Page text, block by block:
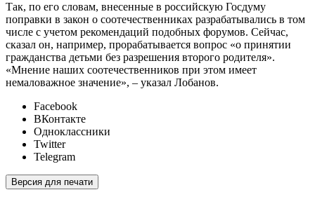
Так, по его словам, внесенные в российскую Госдуму
поправки в закон о соотечественниках разрабатывались в том
числе с учетом рекомендаций подобных форумов. Сейчас,
сказал он, например, прорабатывается вопрос «о принятии
гражданства детьми без разрешения второго родителя».
«Мнение наших соотечественников при этом имеет
немаловажное значение», – указал Лобанов.
Facebook
ВКонтакте
Одноклассники
Twitter
Telegram
Версия для печати